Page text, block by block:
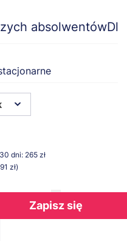
absolwentów
dni: 265 zł
zł)
Zapisz się